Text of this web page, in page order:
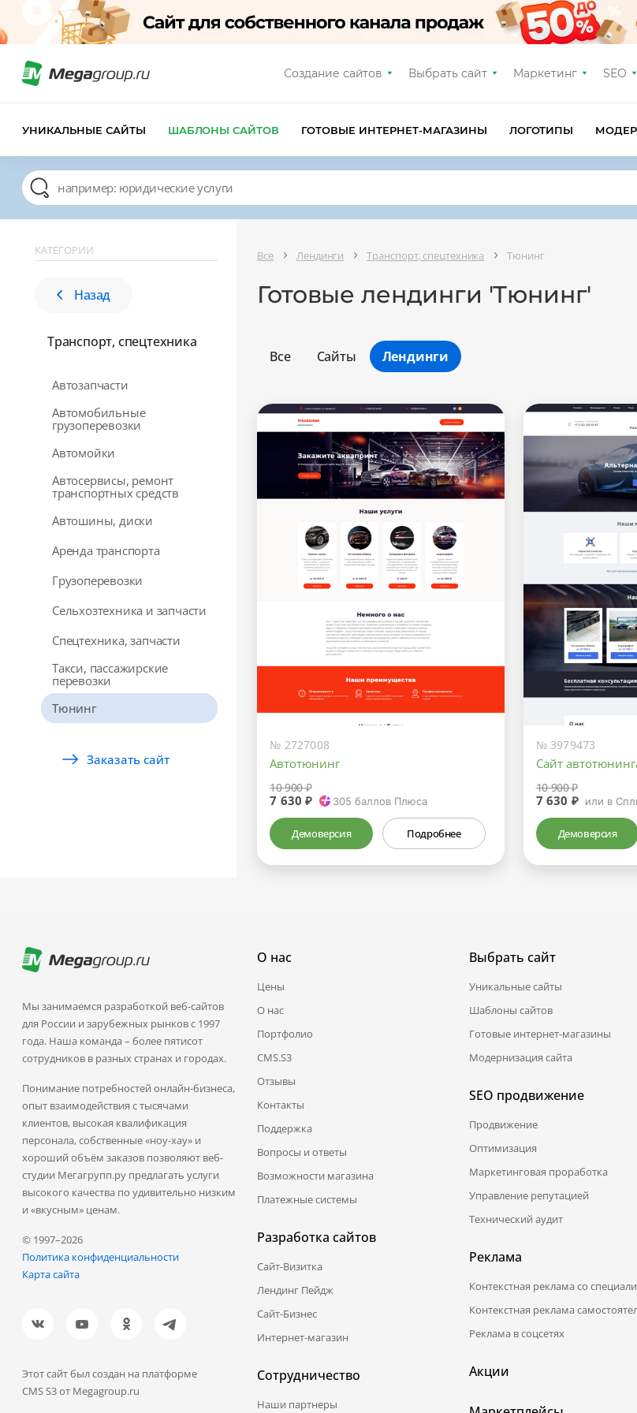
Создание сайтов Выбрать сайт Маркетинг SEO
УНИКАЛЬНЫЕ САЙТЫ ШАБЛОНЫ САЙТОВ ГОТОВЫЕ ИНТЕРНЕТ-МАГАЗИНЫ ЛОГОТИПЫ
КАТЕГОРИИ
Назад
Транспорт, спецтехника
Автозапчасти
Автомобильные
грузоперевозки
Автомойки
Автосервисы, ремонт
транспортных средств
Автошины, диски
Аренда транспорта
Грузоперевозки
Сельхозтехника и запчасти
Спецтехника, запчасти
Такси, пассажирские
перевозки
Тюнинг
Заказать сайт
Все Лендинги Транспорт, спецтехника Тюнинг
Готовые лендинги 'Тюнинг'
Все Сайты Лендинги
№ 2727008
Автотюнинг
10 900 ₽
7 630 ₽ 305 баллов Плюса
Демоверсия Подробнее
№ 3979473
Сайт
10 900 ₽
7 630 ₽ или в
Демоверсия
Мы занимаемся разработкой веб-сайтов
для России и зарубежных рынков с 1997
года. Наша команда – более пятисот
сотрудников в разных странах и городах.
Понимание потребностей онлайн-бизнеса,
опыт взаимодействия с тысячами
клиентов, высокая квалификация
персонала, собственные «ноу-хау» и
хороший объём заказов позволяют веб-
студии Мегагрупп.ру предлагать услуги
высокого качества по удивительно низким
и «вкусным» ценам.
© 1997–2026
Политика конфиденциальности
Карта сайта
Этот сайт был создан на платформе
CMS S3 от Megagroup.ru
О нас
Цены
О нас
Портфолио
CMS.S3
Отзывы
Контакты
Поддержка
Вопросы и ответы
Возможности магазина
Платежные системы
Разработка сайтов
Сайт-Визитка
Лендинг Пейдж
Сайт-Бизнес
Интернет-магазин
Сотрудничество
Наши партнеры
Выбрать сайт
Уникальные сайты
Шаблоны сайтов
Готовые интернет-магазины
Модернизация сайта
SEO продвижение
Продвижение
Оптимизация
Маркетинговая проработка
Управление репутацией
Технический аудит
Реклама
Контекстная реклама со
Контекстная реклама
Реклама в соцсетях
Акции